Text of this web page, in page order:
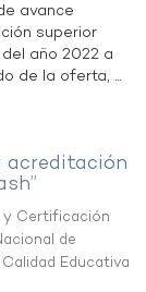
avance
superior
año 2022 a
de la oferta, ...
acreditación
y Certificación
de
Educativa